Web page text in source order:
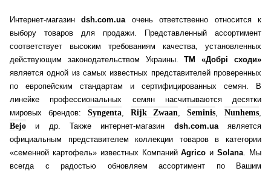
Интернет-магазинdsh.com.ua очень ответственно относится к
выбору товаров для продажи. Представленный ассортимент
соответствует высоким требованиям качества, установленных
действующим законодательством Украины.ТМ «Добрі сходи»
является одной из самых известных представителей проверенных
по европейским стандартам и сертифицированных семян. В
линейке профессиональных семян насчитываются десятки
мировых брендов: Syngenta, Rijk Zwaan ,Seminis ,Nunhems
Bejo и др. Также интернет-магазин dsh.com.uaявляется
официальным представителем коллекции товаров в категории
«семенной картофель» известных КомпанийAgrico иSolana . Мы
всегда с радостью обновляем ассортимент по Вашим